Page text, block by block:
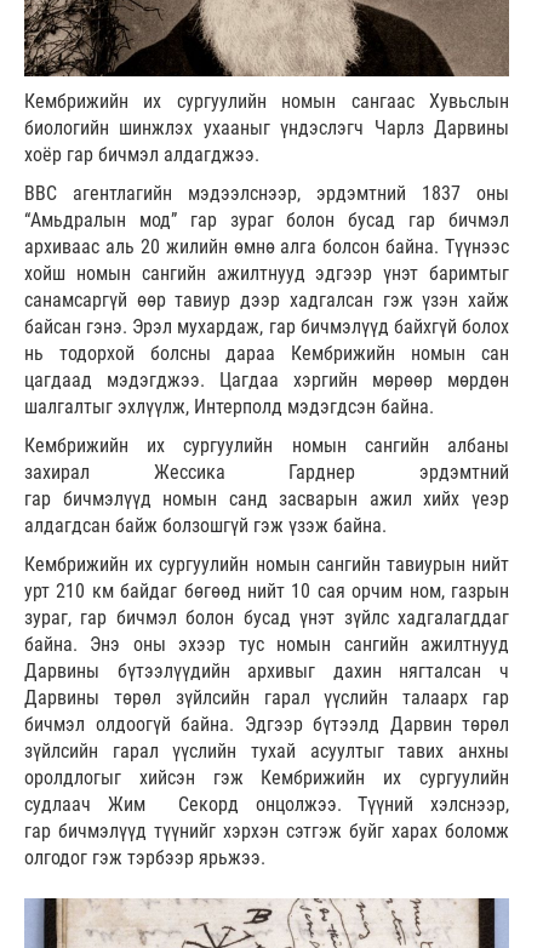
Кембрижийн их сургуулийн номын сангаас Хувьслын
биологийн шинжлэх ухааныг үндэслэгч Чарлз Дарвины
хоёр гар бичмэл алдагджээ.
ВВС агентлагийн мэдээлснээр, эрдэмтний 1837 оны
“Амьдралын мод” гар зураг болон бусад гар бичмэл
архиваас аль 20 жилийн өмнө алга болсон байна. Түүнээс
хойш номын сангийн ажилтнууд эдгээр үнэт баримтыг
санамсаргүй өөр тавиур дээр хадгалсан гэж үзэн хайж
байсан гэнэ. Эрэл мухардаж, гар бичмэлүүд байхгүй болох
нь тодорхой болсны дараа Кембрижийн номын сан
цагдаад мэдэгджээ. Цагдаа хэргийн мөрөөр мөрдөн
шалгалтыг эхлүүлж, Интерполд мэдэгдсэн байна.
Кембрижийн их сургуулийн номын сангийн албаны
захирал Жессика Гарднер эрдэмтний
гар бичмэлүүд номын санд засварын ажил хийх үеэр
алдагдсан байж болзошгүй гэж үзэж байна.
Кембрижийн их сургуулийн номын сангийн тавиурын нийт
урт 210 км байдаг бөгөөд нийт 10 сая орчим ном, газрын
зураг, гар бичмэл болон бусад үнэт зүйлс хадгалагддаг
байна. Энэ оны эхээр тус номын сангийн ажилтнууд
Дарвины бүтээлүүдийн архивыг дахин нягталсан ч
Дарвины төрөл зүйлсийн гарал үүслийн талаарх гар
бичмэл олдоогүй байна. Эдгээр бүтээлд Дарвин төрөл
зүйлсийн гарал үүслийн тухай асуултыг тавих анхны
оролдлогыг хийсэн гэж Кембрижийн их сургуулийн
судлаач Жим Секорд онцолжээ. Түүний хэлснээр,
гар бичмэлүүд түүнийг хэрхэн сэтгэж буйг харах боломж
олгодог гэж тэрбээр ярьжээ.